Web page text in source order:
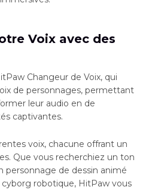
Voix avec des
Changeur de Voix, qui
de personnages, permettant
leur audio en de
captivantes.
voix, chacune offrant un
Que vous recherchiez un ton
personnage de dessin animé
robotique, HitPaw vous